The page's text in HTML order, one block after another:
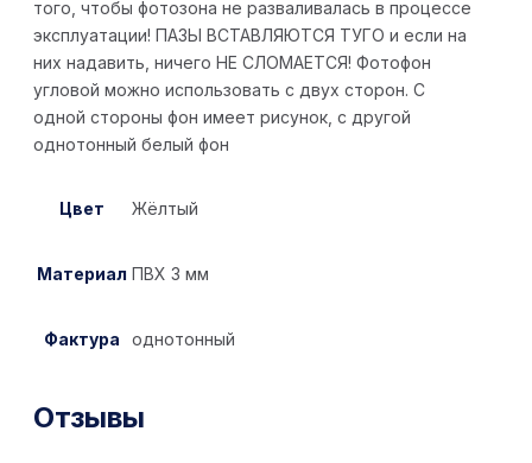
того, чтобы фотозона не разваливалась в процессе
эксплуатации! ПАЗЫ ВСТАВЛЯЮТСЯ ТУГО и если на
них надавить, ничего НЕ СЛОМАЕТСЯ! Фотофон
угловой можно использовать с двух сторон. С
одной стороны фон имеет рисунок, с другой
однотонный белый фон
Цвет Жёлтый
Материал ПВХ 3 мм
Фактура однотонный
Отзывы